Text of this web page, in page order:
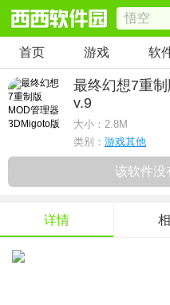
首页 游戏 软
最终幻想7重
v.9
大小： 2.8M
类别： 游戏其他
该软件没
详情